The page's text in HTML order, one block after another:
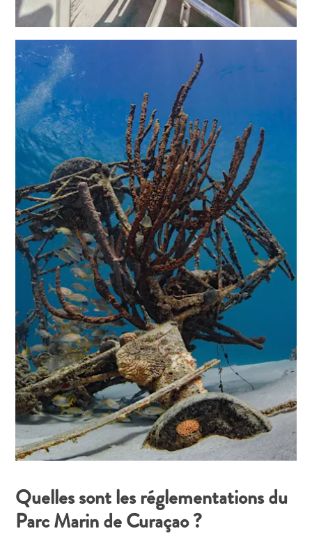
Quelles sont les réglementations du
Parc Marin de Curaçao ?